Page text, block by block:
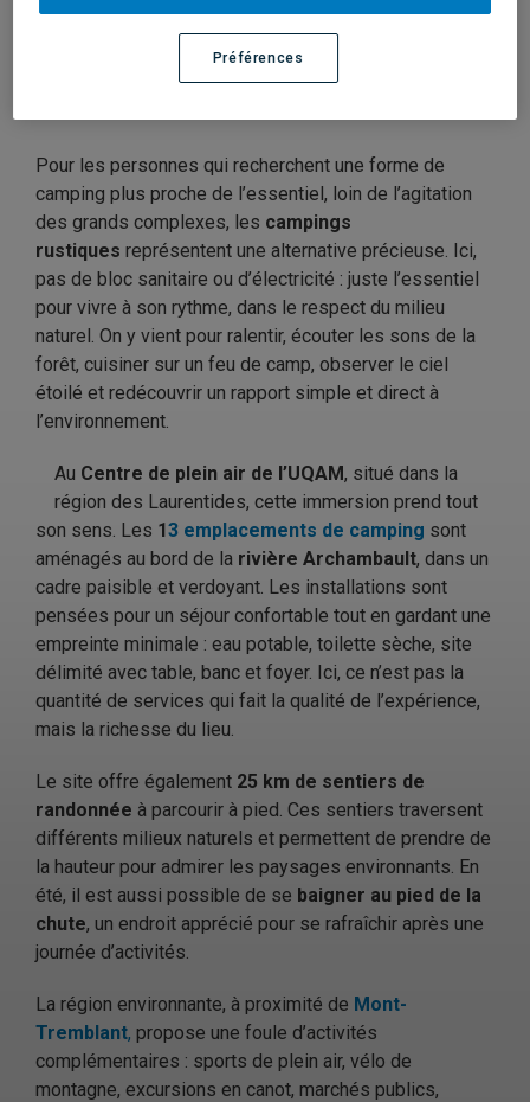
est véritablement au cœur du séjour.
Du camping à petit prix
Pour les personnes qui recherchent une forme de
camping plus proche de l’essentiel, loin de l’agitation
des grands complexes, les campings
rustiques représentent une alternative précieuse. Ici,
pas de bloc sanitaire ou d’électricité : juste l’essentiel
pour vivre à son rythme, dans le respect du milieu
naturel. On y vient pour ralentir, écouter les sons de la
forêt, cuisiner sur un feu de camp, observer le ciel
étoilé et redécouvrir un rapport simple et direct à
l’environnement.
Au Centre de plein air de l’UQAM, situé dans la
région des Laurentides, cette immersion prend tout
son sens. Les 13 emplacements de camping sont
aménagés au bord de la rivière Archambault, dans un
cadre paisible et verdoyant. Les installations sont
pensées pour un séjour confortable tout en gardant une
empreinte minimale : eau potable, toilette sèche, site
délimité avec table, banc et foyer. Ici, ce n’est pas la
quantité de services qui fait la qualité de l’expérience,
mais la richesse du lieu.
Le site offre également 25 km de sentiers de
randonnée à parcourir à pied. Ces sentiers traversent
différents milieux naturels et permettent de prendre de
la hauteur pour admirer les paysages environnants. En
été, il est aussi possible de se baigner au pied de la
chute, un endroit apprécié pour se rafraîchir après une
journée d’activités.
La région environnante, à proximité de Mont-
Tremblant, propose une foule d’activités
complémentaires : sports de plein air, vélo de
montagne, excursions en canot, marchés publics,
Préférences